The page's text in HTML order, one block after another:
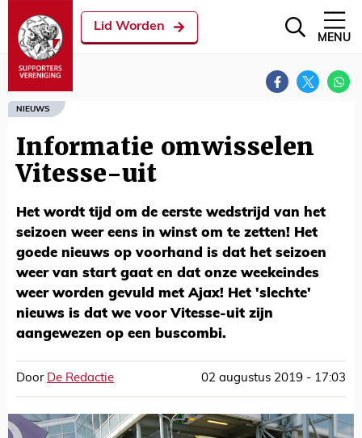
Lid Worden
MENU
NIEUWS
Informatie omwisselen
Vitesse-uit
Het wordt tijd om de eerste wedstrijd van het
seizoen weer eens in winst om te zetten! Het
goede nieuws op voorhand is dat het seizoen
weer van start gaat en dat onze weekeindes
weer worden gevuld met Ajax! Het 'slechte'
nieuws is dat we voor Vitesse-uit zijn
aangewezen op een buscombi.
Door De Redactie 02 augustus 2019 - 17:03